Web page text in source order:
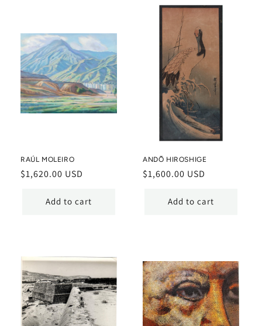
RAÚL MOLEIRO
Regular
$1,620.00 USD
Add to cart
ANDŌ HIROSHIGE
Regular
$1,600.00 USD
Add to cart